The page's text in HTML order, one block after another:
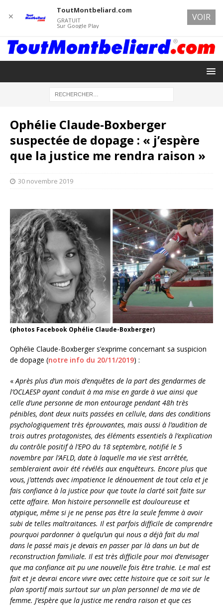
Ophélie Claude-Boxberger
suspectée de dopage : « j’espère
que la justice me rendra raison »
30 novembre 2019
(photos Facebook Ophélie Claude-Boxberger)
Ophélie Claude-Boxberger s’exprime concernant sa suspicion
de dopage (notre info du 20/11/2019) :
«Après plus d’un mois d’enquêtes de la part des gendarmes de
l’OCLAESP ayant conduit à ma mise en garde à vue ainsi que
celle d’une personne de mon entourage pendant 48h très
pénibles, dont deux nuits passées en cellule, dans des conditions
psychologiquement très éprouvantes, mais aussi à l’audition de
trois autres protagonistes, des éléments essentiels à l’explication
du contrôle positif à l’EPO du 18 septembre, notifié le 5
novembre par l’AFLD, date à laquelle ma vie s’est arrêtée,
sembleraient avoir été révélés aux enquêteurs. Encore plus que
vous, j’attends avec impatience le dénouement de tout cela et je
fais confiance à la justice pour que toute la clarté soit faite sur
cette affaire. Mon histoire personnelle est douloureuse et
atypique, même si je ne pense pas être la seule femme à avoir
subi de telles maltraitances. Il est parfois difficile de comprendre
pourquoi pardonner à quelqu’un qui nous a déjà fait du mal
dans le passé mais je devais en passer par là dans un but de
reconstruction familiale. Il est très difficile pour moi d’envisager
que ma confiance ait pu une nouvelle fois être trahie. Le mal est
fait et je devrai encore vivre avec cette histoire que ce soit sur le
plan sportif mais surtout sur un plan personnel de ma vie de
femme. J’espère que la justice me rendra raison et que ces
✕
ToutMontbeliard.com
GRATUIT
Sur Google Play
VOIR